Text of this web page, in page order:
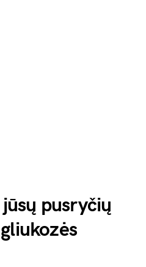
pusryčių